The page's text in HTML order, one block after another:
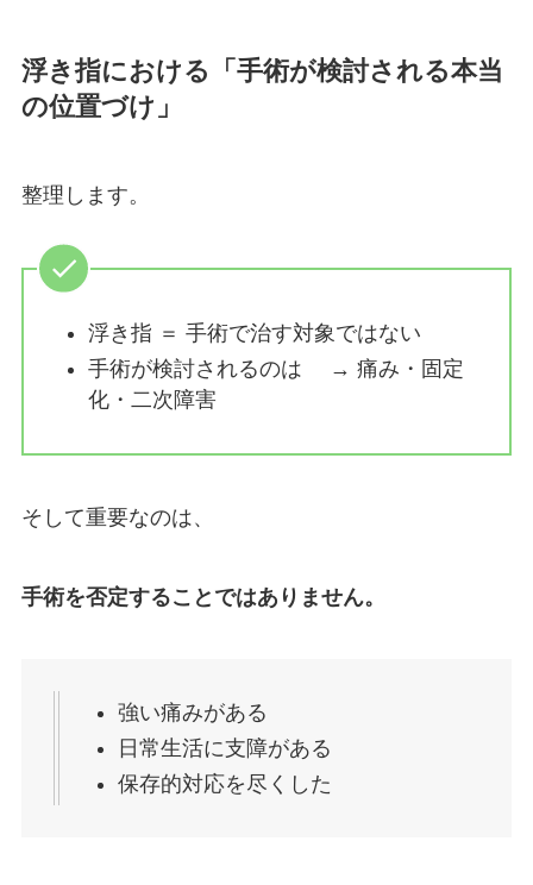
浮き指における「手術が検討される本当
の位置づけ」
整理します。
浮き指 ＝ 手術で治す対象ではない
手術が検討されるのは → 痛み・固定
化・二次障害
そして重要なのは、
手術を否定することではありません。
強い痛みがある
日常生活に支障がある
保存的対応を尽くした